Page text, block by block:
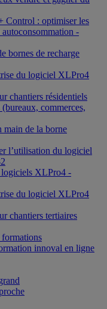
Control : optimiser les
-
bornes de recharge
du logiciel XLPro4
chantiers résidentiels
commerces,
main de la borne
l’utilisation du logiciel
logiciels XLPro4 -
du logiciel XLPro4
chantiers tertiaires
innoval en ligne